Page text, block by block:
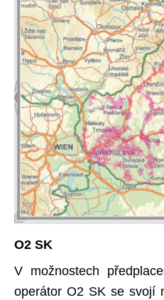
O2 SK
V možnostech
operátor O2 SK se svojí